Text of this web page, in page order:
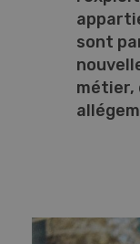
sont
métier,